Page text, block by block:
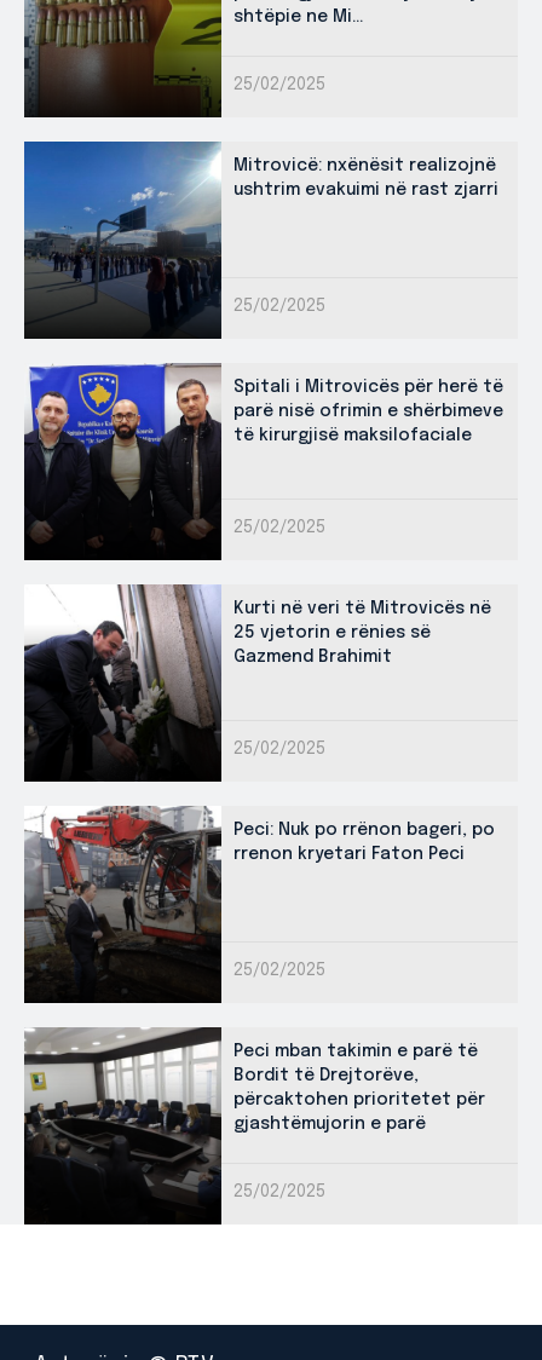
shtëpie ne Mi...
25/02/2025
Mitrovicë: nxënësit realizojnë
ushtrim evakuimi në rast zjarri
25/02/2025
Spitali i Mitrovicës për herë të
parë nisë ofrimin e shërbimeve
të kirurgjisë maksilofaciale
25/02/2025
Kurti në veri të Mitrovicës në
25 vjetorin e rënies së
Gazmend Brahimit
25/02/2025
Peci: Nuk po rrënon bageri, po
rrenon kryetari Faton Peci
25/02/2025
Peci mban takimin e parë të
Bordit të Drejtorëve,
përcaktohen prioritetet për
gjashtëmujorin e parë
25/02/2025